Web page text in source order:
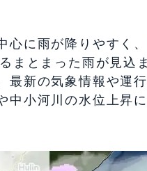
心に雨が降りやすく
まとまった雨が見込
最新の気象情報や運
小河川の水位上昇